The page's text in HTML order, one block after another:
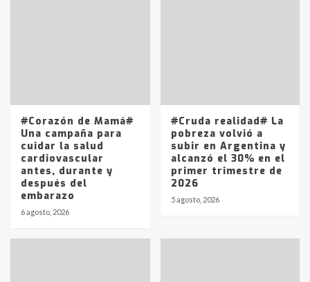
2
14 allanamientos con Gendarmería
en T.Lauquen, Pehuajó y Carlos
Casares
Identidad de los adolescentes
pampeanos que fueron
#Corazón de Mamá#
Una campaña para
cuidar la salud
cardiovascular
antes, durante y
después del
embarazo
6 agosto, 2026
#Cruda realidad# La
pobreza volvió a
subir en Argentina y
alcanzó el 30% en el
primer trimestre de
2026
5 agosto, 2026